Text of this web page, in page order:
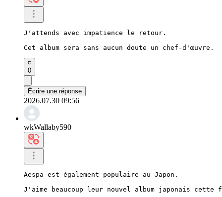
J'attends avec impatience le retour.
Cet album sera sans aucun doute un chef-d'œuvre.
0
Écrire une réponse
2026.07.30 09:56
wkWallaby590
Aespa est également populaire au Japon.
J'aime beaucoup leur nouvel album japonais